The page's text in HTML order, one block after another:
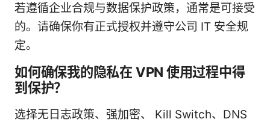
若遵循企业合规与数据保护政策，通常是可接受
的。请确保你有正式授权并遵守公司 IT 安全规
定。
如何确保我的隐私在 VPN 使用过程中得
到保护？
选择无日志政策、强加密、 Kill Switch、DNS